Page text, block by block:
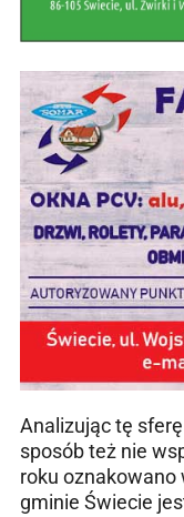
Analizując tę
sposób też nie
roku oznakowano
gminie Świecie